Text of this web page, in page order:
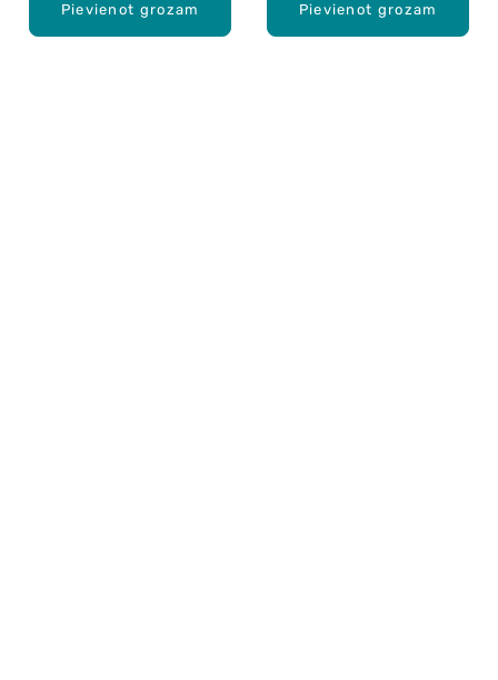
Pievienot grozam Pievienot grozam